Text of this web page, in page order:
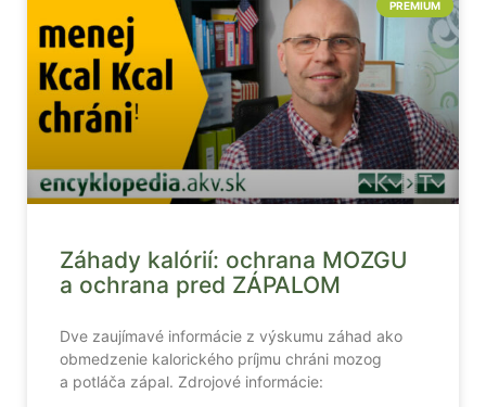
PREMIUM
Záhady kalórií: ochrana MOZGU
a ochrana pred ZÁPALOM
Dve zaujímavé informácie z výskumu záhad ako
obmedzenie kalorického príjmu chráni mozog
a potláča zápal. Zdrojové informácie: